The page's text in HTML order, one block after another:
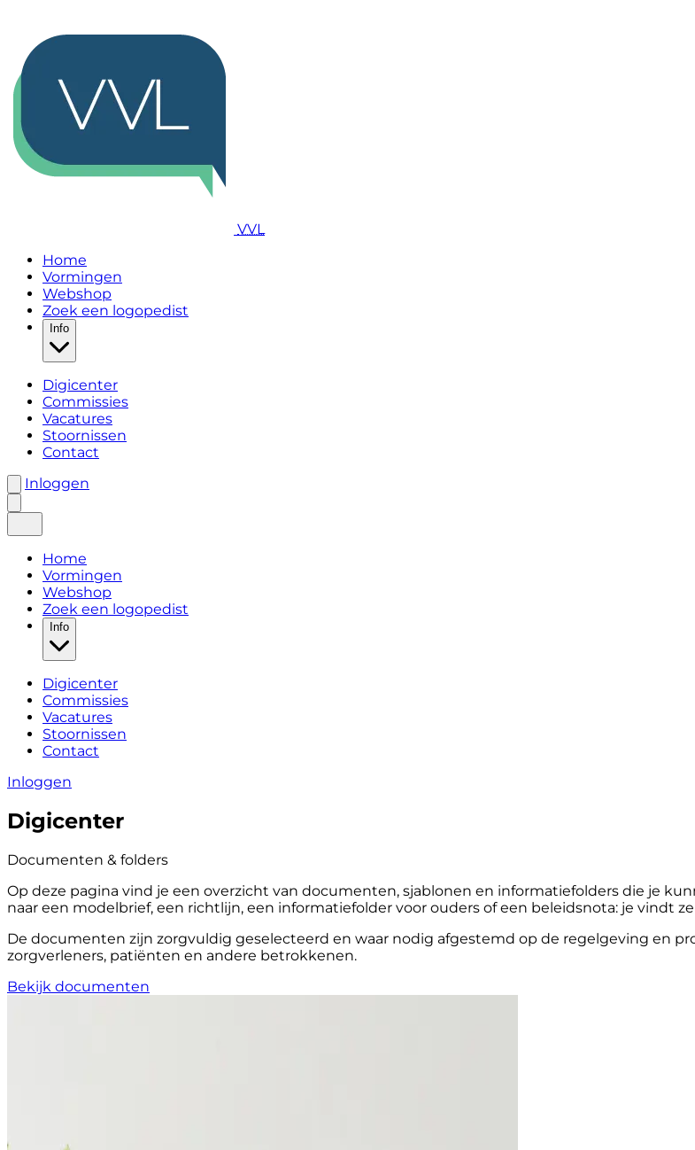
VVL
Home
Vormingen
Webshop
Zoek een logopedist
Info
Digicenter
Commissies
Vacatures
Stoornissen
Contact
Inloggen
Home
Vormingen
Webshop
Zoek een logopedist
Info
Digicenter
Commissies
Vacatures
Stoornissen
Contact
Inloggen
Digicenter
Documenten & folders
Op deze pagina vind je een overzicht van documenten, sjablonen en informatiefolders die je
naar een modelbrief, een richtlijn, een informatiefolder voor ouders of een beleidsnota: je vindt
De documenten zijn zorgvuldig geselecteerd en waar nodig afgestemd op de regelgeving en
zorgverleners, patiënten en andere betrokkenen.
Bekijk documenten